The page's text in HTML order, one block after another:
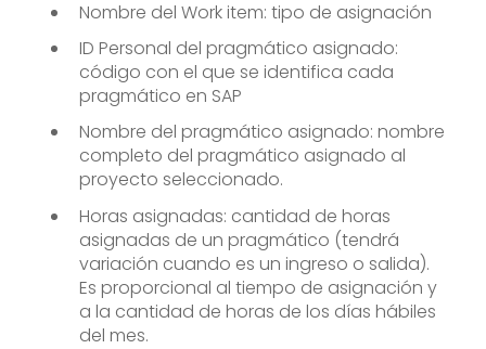
Nombre del Work item: tipo de asignación
ID Personal del pragmático asignado:
código con el que se identifica cada
pragmático en SAP
Nombre del pragmático asignado: nombre
completo del pragmático asignado al
proyecto seleccionado.
Horas asignadas: cantidad de horas
asignadas de un pragmático (tendrá
variación cuando es un ingreso o salida).
Es proporcional al tiempo de asignación y
a la cantidad de horas de los días hábiles
del mes.